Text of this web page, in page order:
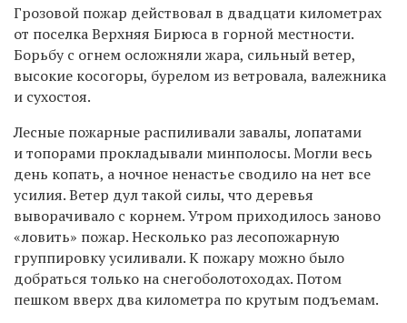
Грозовой пожар действовал в двадцати километрах
от поселка Верхняя Бирюса в горной местности.
Борьбу с огнем осложняли жара, сильный ветер,
высокие косогоры, бурелом из ветровала, валежника
и сухостоя.
Лесные пожарные распиливали завалы, лопатами
и топорами прокладывали минполосы. Могли весь
день копать, а ночное ненастье сводило на нет все
усилия. Ветер дул такой силы, что деревья
выворачивало с корнем. Утром приходилось заново
«ловить» пожар. Несколько раз лесопожарную
группировку усиливали. К пожару можно было
добраться только на снегоболотоходах. Потом
пешком вверх два километра по крутым подъемам.